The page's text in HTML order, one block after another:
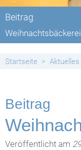
Beitrag
Startseite Aktuelles
Beitrag
Veröffentlicht am